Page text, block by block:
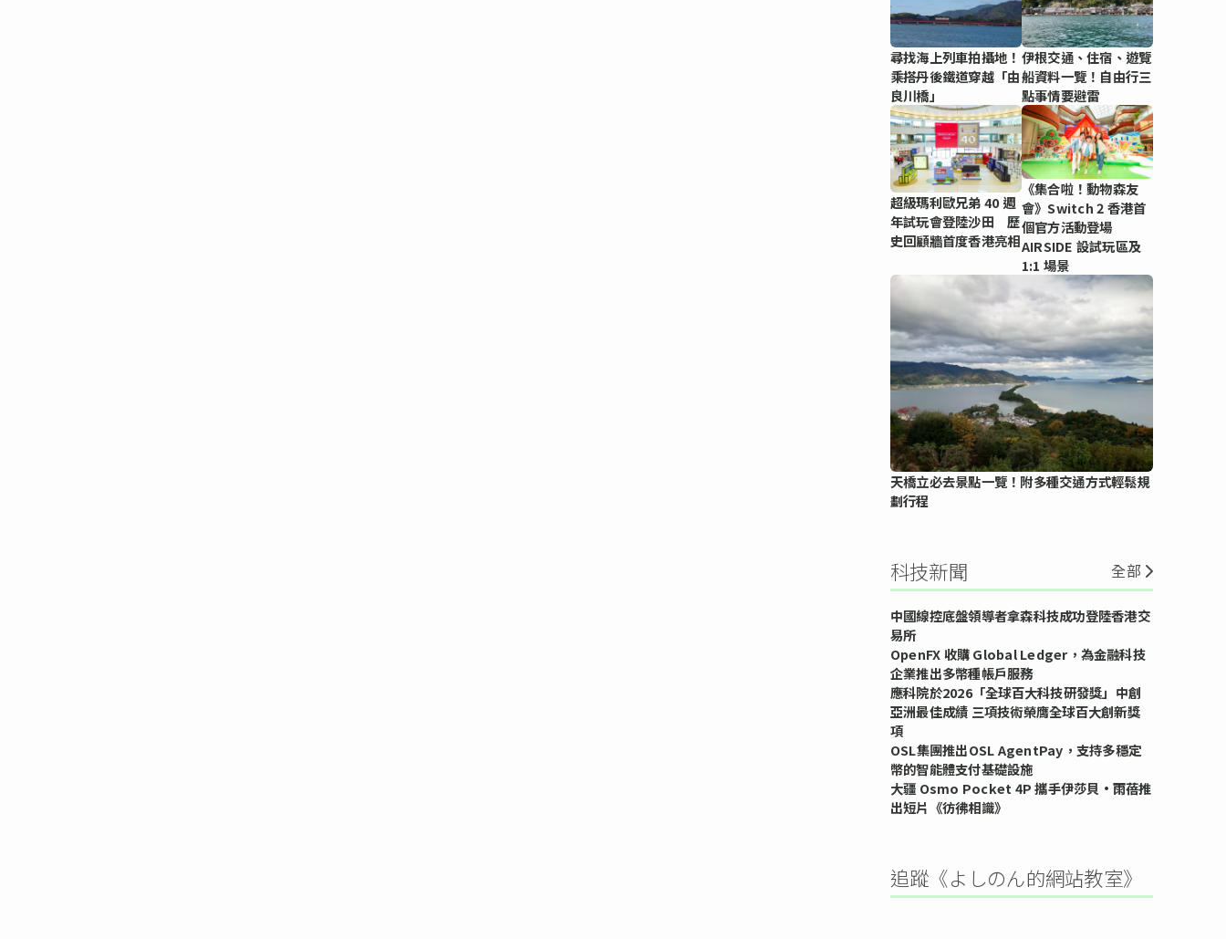
尋找海上列車拍攝地！
乘搭丹後鐵道穿越「由
良川橋」
伊根交通、住宿、遊覽
船資料一覽！自由行三
點事情要避雷
超級瑪利歐兄弟 40 週
年試玩會登陸沙田 歷
史回顧牆首度香港亮相
《集合啦！動物森友
會》Switch 2 香港首
個官方活動登場
AIRSIDE 設試玩區及
1:1 場景
天橋立必去景點一覽！附多種交通方式輕鬆規
劃行程
科技新聞 全部
中國線控底盤領導者拿森科技成功登陸香港交
易所
OpenFX 收購 Global Ledger，為金融科技
企業推出多幣種帳戶服務
應科院於2026「全球百大科技研發獎」中創
亞洲最佳成績 三項技術榮膺全球百大創新獎
項
OSL集團推出OSL AgentPay，支持多穩定
幣的智能體支付基礎設施
大疆 Osmo Pocket 4P 攜手伊莎貝•雨蓓推
出短片《彷彿相識》
追蹤《よしのん的網站教室》